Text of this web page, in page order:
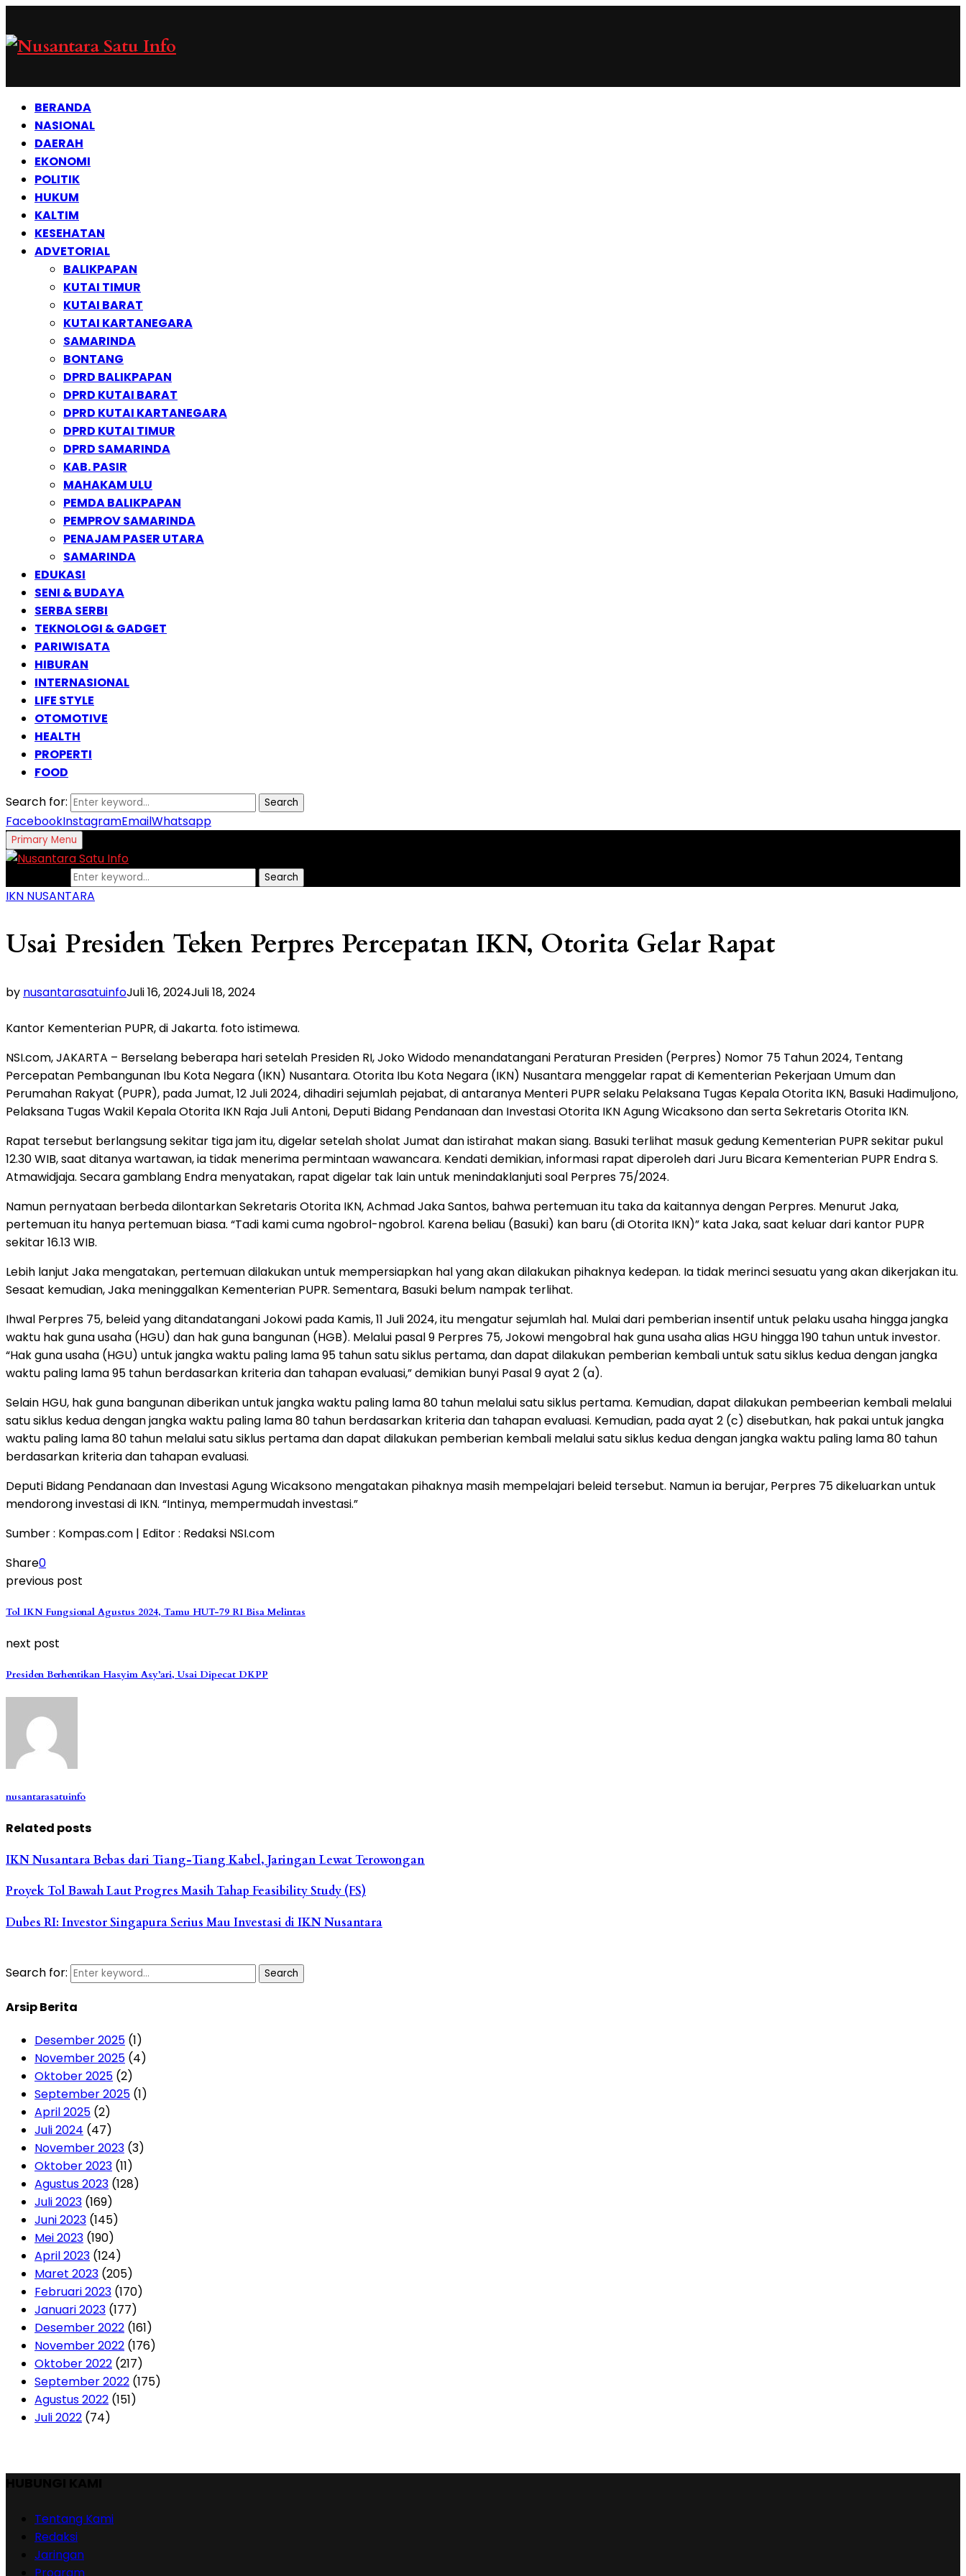
BERANDA
NASIONAL
DAERAH
EKONOMI
POLITIK
HUKUM
KALTIM
KESEHATAN
ADVETORIAL
BALIKPAPAN
KUTAI TIMUR
KUTAI BARAT
KUTAI KARTANEGARA
SAMARINDA
BONTANG
DPRD BALIKPAPAN
DPRD KUTAI BARAT
DPRD KUTAI KARTANEGARA
DPRD KUTAI TIMUR
DPRD SAMARINDA
KAB. PASIR
MAHAKAM ULU
PEMDA BALIKPAPAN
PEMPROV SAMARINDA
PENAJAM PASER UTARA
SAMARINDA
EDUKASI
SENI & BUDAYA
SERBA SERBI
TEKNOLOGI & GADGET
PARIWISATA
HIBURAN
INTERNASIONAL
LIFE STYLE
OTOMOTIVE
HEALTH
PROPERTI
FOOD
Search for:
Search
FacebookInstagramEmailWhatsapp
Primary Menu
Search
IKN NUSANTARA
Usai Presiden Teken Perpres Percepatan IKN, Otorita Gelar Rapat
by nusantarasatuinfoJuli 16, 2024Juli 18, 2024
Kantor Kementerian PUPR, di Jakarta. foto istimewa.
NSI.com, JAKARTA – Berselang beberapa hari setelah Presiden RI, Joko Widodo menandatangani Peraturan Presiden (Perpres) Nomor 75 Tahun 2024, Tentang
Percepatan Pembangunan Ibu Kota Negara (IKN) Nusantara. Otorita Ibu Kota Negara (IKN) Nusantara menggelar rapat di Kementerian Pekerjaan Umum dan
Perumahan Rakyat (PUPR), pada Jumat, 12 Juli 2024, dihadiri sejumlah pejabat, di antaranya Menteri PUPR selaku Pelaksana Tugas Kepala Otorita IKN, Basuki Hadimuljono,
Pelaksana Tugas Wakil Kepala Otorita IKN Raja Juli Antoni, Deputi Bidang Pendanaan dan Investasi Otorita IKN Agung Wicaksono dan serta Sekretaris Otorita IKN.
Rapat tersebut berlangsung sekitar tiga jam itu, digelar setelah sholat Jumat dan istirahat makan siang. Basuki terlihat masuk gedung Kementerian PUPR sekitar pukul
12.30 WIB, saat ditanya wartawan, ia tidak menerima permintaan wawancara. Kendati demikian, informasi rapat diperoleh dari Juru Bicara Kementerian PUPR Endra S.
Atmawidjaja. Secara gamblang Endra menyatakan, rapat digelar tak lain untuk menindaklanjuti soal Perpres 75/2024.
Namun pernyataan berbeda dilontarkan Sekretaris Otorita IKN, Achmad Jaka Santos, bahwa pertemuan itu taka da kaitannya dengan Perpres. Menurut Jaka,
pertemuan itu hanya pertemuan biasa. “Tadi kami cuma ngobrol-ngobrol. Karena beliau (Basuki) kan baru (di Otorita IKN)” kata Jaka, saat keluar dari kantor PUPR
sekitar 16.13 WIB.
Lebih lanjut Jaka mengatakan, pertemuan dilakukan untuk mempersiapkan hal yang akan dilakukan pihaknya kedepan. Ia tidak merinci sesuatu yang akan dikerjakan itu.
Sesaat kemudian, Jaka meninggalkan Kementerian PUPR. Sementara, Basuki belum nampak terlihat.
Ihwal Perpres 75, beleid yang ditandatangani Jokowi pada Kamis, 11 Juli 2024, itu mengatur sejumlah hal. Mulai dari pemberian insentif untuk pelaku usaha hingga jangka
waktu hak guna usaha (HGU) dan hak guna bangunan (HGB). Melalui pasal 9 Perpres 75, Jokowi mengobral hak guna usaha alias HGU hingga 190 tahun untuk investor.
“Hak guna usaha (HGU) untuk jangka waktu paling lama 95 tahun satu siklus pertama, dan dapat dilakukan pemberian kembali untuk satu siklus kedua dengan jangka
waktu paling lama 95 tahun berdasarkan kriteria dan tahapan evaluasi,” demikian bunyi Pasal 9 ayat 2 (a).
Selain HGU, hak guna bangunan diberikan untuk jangka waktu paling lama 80 tahun melalui satu siklus pertama. Kemudian, dapat dilakukan pembeerian kembali melalui
satu siklus kedua dengan jangka waktu paling lama 80 tahun berdasarkan kriteria dan tahapan evaluasi. Kemudian, pada ayat 2 (c) disebutkan, hak pakai untuk jangka
waktu paling lama 80 tahun melalui satu siklus pertama dan dapat dilakukan pemberian kembali melalui satu siklus kedua dengan jangka waktu paling lama 80 tahun
berdasarkan kriteria dan tahapan evaluasi.
Deputi Bidang Pendanaan dan Investasi Agung Wicaksono mengatakan pihaknya masih mempelajari beleid tersebut. Namun ia berujar, Perpres 75 dikeluarkan untuk
mendorong investasi di IKN. “Intinya, mempermudah investasi.”
Sumber : Kompas.com | Editor : Redaksi NSI.com
Share0
previous post
Tol IKN Fungsional Agustus 2024, Tamu HUT-79 RI Bisa Melintas
next post
Presiden Berhentikan Hasyim Asy’ari, Usai Dipecat DKPP
nusantarasatuinfo
Related posts
IKN Nusantara Bebas dari Tiang-Tiang Kabel, Jaringan Lewat Terowongan
Proyek Tol Bawah Laut Progres Masih Tahap Feasibility Study (FS)
Dubes RI: Investor Singapura Serius Mau Investasi di IKN Nusantara
Search for: Search
Arsip Berita
Desember 2025 (1)
November 2025 (4)
Oktober 2025 (2)
September 2025 (1)
April 2025 (2)
Juli 2024 (47)
November 2023 (3)
Oktober 2023 (11)
Agustus 2023 (128)
Juli 2023 (169)
Juni 2023 (145)
Mei 2023 (190)
April 2023 (124)
Maret 2023 (205)
Februari 2023 (170)
Januari 2023 (177)
Desember 2022 (161)
November 2022 (176)
Oktober 2022 (217)
September 2022 (175)
Agustus 2022 (151)
Juli 2022 (74)
Tentang Kami
Redaksi
Jaringan